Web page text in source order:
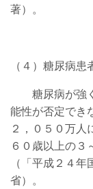
著）。
（４）糖尿病患
糖尿病が強く
能性が否定でき
２，０５０万人
６０歳以上の３
（「平成２４
省）。